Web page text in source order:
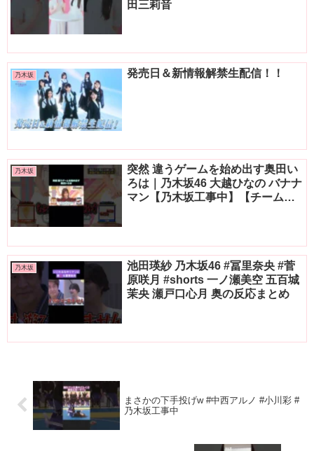
田三莉音
乃木坂 発売日＆新情報解禁生配信！！
乃木坂
突然 違うゲームを始め出す奥田い
ろは｜乃木坂46 大越ひなの バナナ
マン【乃木坂工事中】【チーム対
乃木坂
池田瑛紗 乃木坂46 #冨里奈央 #菅
原咲月 #shorts 一ノ瀬美空 五百城
茉央 瀬戸口心月 奥の反応まとめ
まさかの下手投げw #中西アルノ #小川彩 #
乃木坂工事中